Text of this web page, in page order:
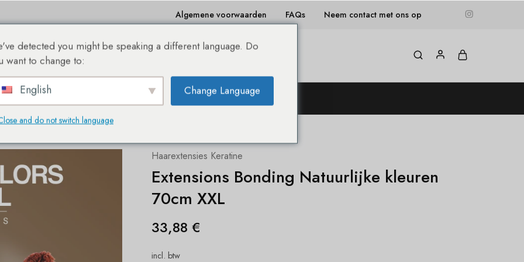
Algemene voorwaarden FAQs Neem contact met ons op
Winkelen Bestseller Sale % Over ons
DE NIEUWE SHE® HAIREXTENSION WEBSHOP!
Haarextensies Keratine
Extensions Bonding Natuurlijke kleuren
70cm XXL
33,88 €
incl. btw
detected you might be speaking a different language. Do
want to change to:
English Change Language
and do not switch language